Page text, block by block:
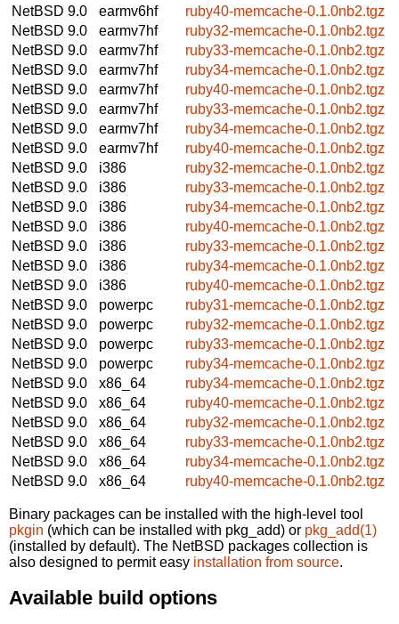
NetBSD 9.0
earmv6hf
ruby40-memcache-0.1.0nb2.tgz
NetBSD 9.0
earmv7hf
ruby32-memcache-0.1.0nb2.tgz
NetBSD 9.0
earmv7hf
ruby33-memcache-0.1.0nb2.tgz
NetBSD 9.0
earmv7hf
ruby34-memcache-0.1.0nb2.tgz
NetBSD 9.0
earmv7hf
ruby40-memcache-0.1.0nb2.tgz
NetBSD 9.0
earmv7hf
ruby33-memcache-0.1.0nb2.tgz
NetBSD 9.0
earmv7hf
ruby34-memcache-0.1.0nb2.tgz
NetBSD 9.0
earmv7hf
ruby40-memcache-0.1.0nb2.tgz
NetBSD 9.0
i386
ruby32-memcache-0.1.0nb2.tgz
NetBSD 9.0
i386
ruby33-memcache-0.1.0nb2.tgz
NetBSD 9.0
i386
ruby34-memcache-0.1.0nb2.tgz
NetBSD 9.0
i386
ruby40-memcache-0.1.0nb2.tgz
NetBSD 9.0
i386
ruby33-memcache-0.1.0nb2.tgz
NetBSD 9.0
i386
ruby34-memcache-0.1.0nb2.tgz
NetBSD 9.0
i386
ruby40-memcache-0.1.0nb2.tgz
NetBSD 9.0
powerpc
ruby31-memcache-0.1.0nb2.tgz
NetBSD 9.0
powerpc
ruby32-memcache-0.1.0nb2.tgz
NetBSD 9.0
powerpc
ruby33-memcache-0.1.0nb2.tgz
NetBSD 9.0
powerpc
ruby34-memcache-0.1.0nb2.tgz
NetBSD 9.0
x86_64
ruby34-memcache-0.1.0nb2.tgz
NetBSD 9.0
x86_64
ruby40-memcache-0.1.0nb2.tgz
NetBSD 9.0
x86_64
ruby32-memcache-0.1.0nb2.tgz
NetBSD 9.0
x86_64
ruby33-memcache-0.1.0nb2.tgz
NetBSD 9.0
x86_64
ruby34-memcache-0.1.0nb2.tgz
NetBSD 9.0
x86_64 ruby40-memcache-0.1.0nb2.tgz
Binary packages can be installed with the high-level tool
pkgin (which can be installed with pkg_add) or pkg_add(1)
(installed by default). The NetBSD packages collection is
also designed to permit easy installation from source.
Available build options